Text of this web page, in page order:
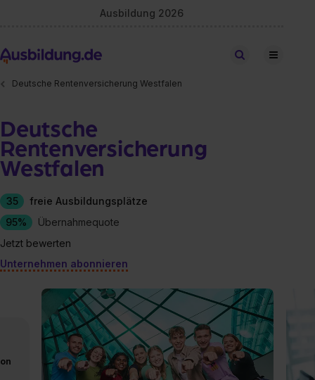
Ausbildung 2026
Stellen finden
Deutsche Rentenversicherung Westfalen
Deutsche
Rentenversicherung
Westfalen
35
freie Ausbildungsplätze
95%
Übernahmequote
Jetzt bewerten
Unternehmen abonnieren